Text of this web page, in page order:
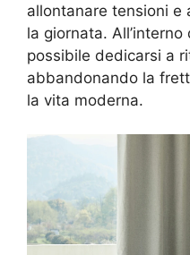
allontanare tensioni e
la giornata.
possibile dedicarsi a
abbandonando la
la vita moderna.